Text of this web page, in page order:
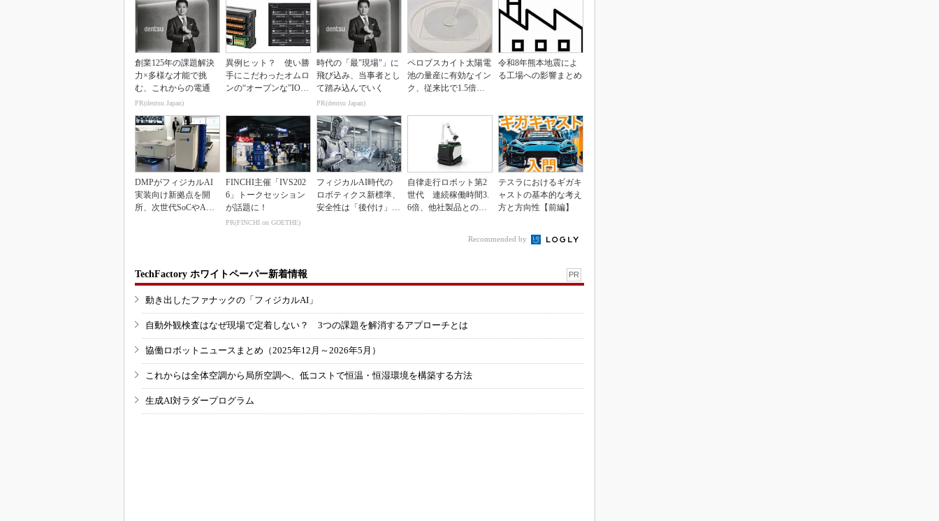
創業125年の課題解決
力×多様な才能で挑
む、これからの電通
PR(dentsu Japan)
異例ヒット？ 使い勝
手にこだわったオムロ
ンの“オープンな”IO-L
時代の「最"現場"」に
飛び込み、当事者とし
て踏み込んでいく
PR(dentsu Japan)
ペロブスカイト太陽電
池の量産に有効なイン
ク、従来比で1.5倍の
令和8年熊本地震によ
る工場への影響まとめ
DMPがフィジカルAI
実装向け新拠点を開
所、次世代SoCやAM
FINCHI主催「IVS202
6」トークセッション
が話題に！
PR(FINCHI on GOETHE)
フィジカルAI時代の
ロボティクス新標準、
安全性は「後付け」で
自律走行ロボット第2
世代 連続稼働時間3.
6倍、他社製品との連
テスラにおけるギガキ
ャストの基本的な考え
方と方向性【前編】
Recommended by
TechFactory ホワイトペーパー新着情報 PR
動き出したファナックの「フィジカルAI」
自動外観検査はなぜ現場で定着しない？ 3つの課題を解消するアプローチとは
協働ロボットニュースまとめ（2025年12月～2026年5月）
これからは全体空調から局所空調へ、低コストで恒温・恒湿環境を構築する方法
生成AI対ラダープログラム